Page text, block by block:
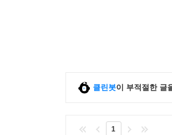
클린봇이 부적절한 글
1